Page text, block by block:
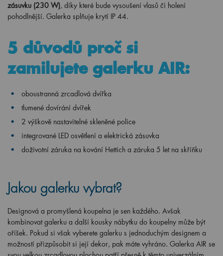
zásuvku (230 W), díky které bude vysoušení vlasů či holení
pohodlnější. Galerka splňuje krytí IP 44.
5 důvodů proč si
zamilujete galerku AIR:
oboustranná zrcadlová dvířka
tlumené dovírání dvířek
2 výškově nastavitelné skleněné police
integrované LED osvětlení a elektrická zásuvka
doživotní záruka na kování Hettich a záruka 5 let na skříňku
Jakou galerku vybrat?
Designová a promyšlená koupelna je sen každého. Avšak
kombinovat galerku a další kousky nábytku do koupelny může být
oříšek. Pokud si však vyberete galerku s jednoduchým designem a
možností přizpůsobit si její dekor, pak máte vyhráno. Galerka AIR se